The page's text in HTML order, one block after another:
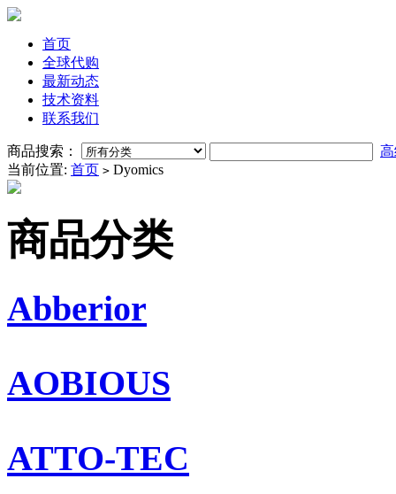
首页
全球代购
最新动态
技术资料
联系我们
商品搜索：
当前位置: 首页 > Dyomics
商品分类
Abberior
AOBIOUS
ATTO-TEC